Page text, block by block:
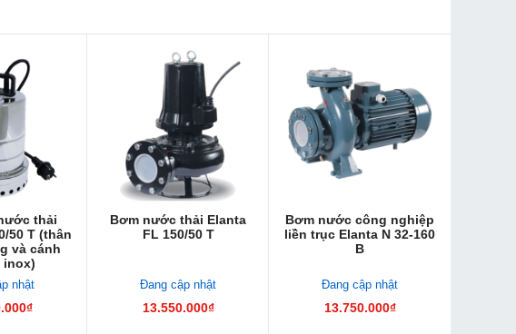
thải
50 T (thân
và cánh
inox)
nhật
Bơm nước thải Elanta
FL 150/50 T
Đang cập nhật
13.550.000₫
Bơm nước công nghiệp
liền trục Elanta N 32-160
B
Đang cập nhật
13.750.000₫